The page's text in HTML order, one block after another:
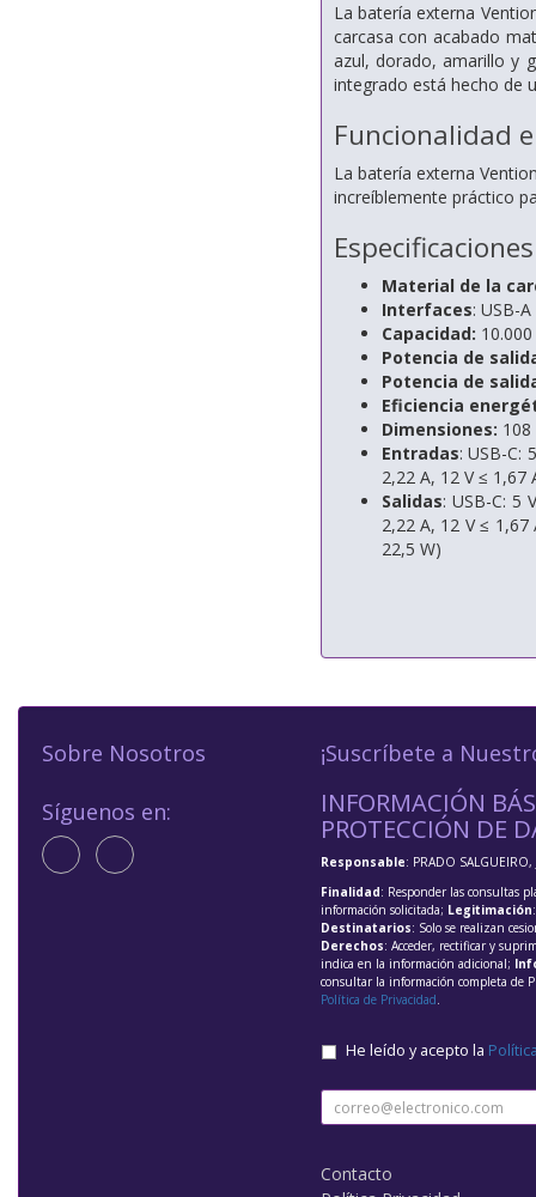
La batería externa
carcasa con acabado
azul, dorado, amarillo y
integrado está hecho de
Funcionalidad
La batería externa
increíblemente práctico
Especificaciones
Material de la
Interfaces: USB-
Capacidad:
Potencia de
Potencia de
Eficiencia
Dimensiones:
Entradas: USB-C:
2,22 A, 12 V ≤ 1,67
Salidas: USB-C: 5
2,22 A, 12 V ≤
22,5 W)
Sobre Nosotros
Síguenos en:
¡Suscríbete a
INFORMACIÓN
PROTECCIÓN DE
Responsable: PRADO SALGUEIRO,
Finalidad: Responder las consultas
información solicitada; Legitimación
Destinatarios: Solo se realizan
Derechos: Acceder, rectificar y
indica en la información adicional;
consultar la información completa de
Política de Privacidad.
He leído y acepto la
Contacto